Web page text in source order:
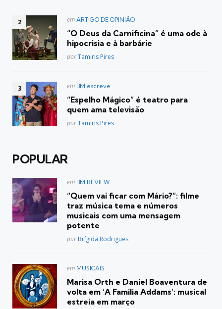
Postado
em
em ARTIGO DE OPINIÃO
“O Deus da Carnificina” é uma ode à
hipocrisia e à barbárie
Posted
porTamiris Pires
Postado
em
em BM escreve
“Espelho Mágico” é teatro para
quem ama televisão
Posted
porTamiris Pires
POPULAR
Postado
em
em BM REVIEW
“Quem vai ficar com Mário?”: filme
traz música tema e números
musicais com uma mensagem
potente
Posted
por Brígida Rodrigues
Postado
em
em MUSICAIS
Marisa Orth e Daniel Boaventura de
volta em ‘A Familia Addams’; musical
estreia em março